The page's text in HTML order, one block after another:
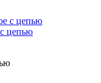
цепью